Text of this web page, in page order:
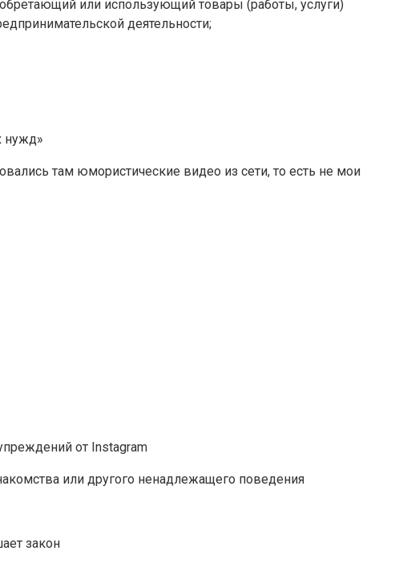
или использующий товары (работы, услуги)
деятельности;
нужд»
там юмористические видео из сети, то есть не мои
от Instagram
или другого ненадлежащего поведения
закон